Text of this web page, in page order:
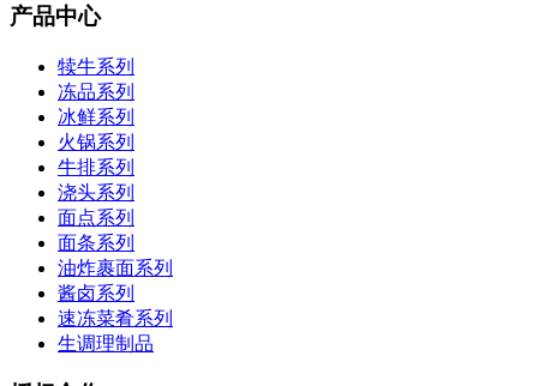
产品中心
犊牛系列
冻品系列
冰鲜系列
火锅系列
牛排系列
浇头系列
面点系列
面条系列
油炸裹面系列
酱卤系列
速冻菜肴系列
生调理制品